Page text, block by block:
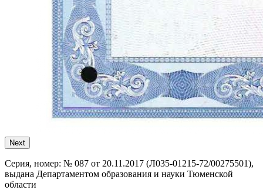
Next
Серия, номер: № 087 от 20.11.2017 (Л035-01215-72/00275501),
выдана Департаментом образования и науки Тюменской
области